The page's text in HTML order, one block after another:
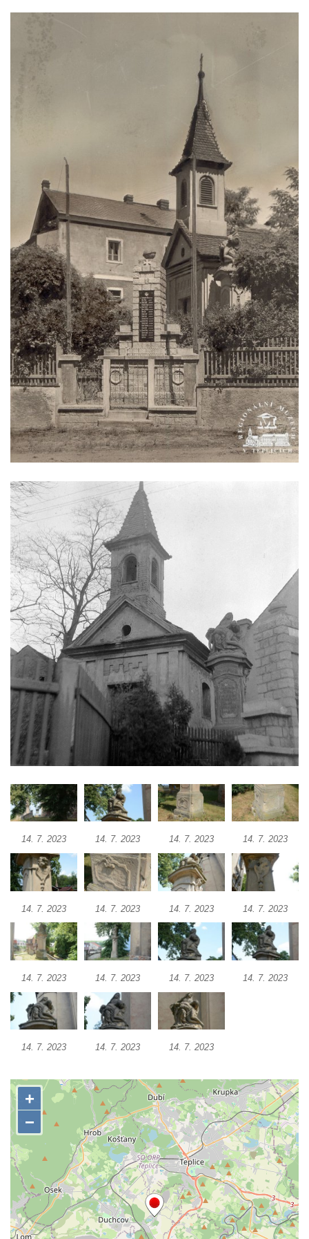
Památník Otokara Mokrého v parku Na
Sadech v Českých Budějovicích
Poslední dochovaný tramvajový sloup na
Pražské třídě v Českých Budějovicích
Socha Civilizovaní na Husově třídě v
Českých Budějovicích
Socha svatého Jana Nepomuckého Na
Sadech u Mlýnské stoky v Českých
Budějovicích
Sochy brouků u Mlýnské stoky v Českých
Budějovicích
Socha svatého Vincence Ferrerského na
nádvoří kláštera dominikánů v Českých
Budějovicích
Socha svatého Zachariáše na nádvoří
kláštera dominikánů v Českých
Socha svatého Josefa na nádvoří kláštera
dominikánů v Českých Budějovicích
Socha svaté Anny na nádvoří kláštera
dominikánů v Českých Budějovicích
Socha svatého Dominika na nádvoří
kláštera dominikánů v Českých
Budějovicích
Sousoší Kalvárie před klášterem
dominikánů u Piaristického náměstí v
Českých Budějovicích
Socha svatého Václava u pramene v
Semilech
Pamětní deska Tomáše Garrigue Masaryka
na radnici v Českých Budějovicích
Pamětní deska na biskupské rezidenci v
Pamětní deska Josefa Hloucha na
biskupské rezidenci v Českých
Budějovicích
Socha žáby u rybníčku na Náměstí v
Kamenném Újezdě
Kamenném Újezdě
Socha na náměstí J. V. Kamarýta ve
Velešíně
Pomník J. V. Kamarýta v Krumlovské ulici ve
Velešíně
vstupu do poutního místa Římov
Liberci
Pamětní deska Vojtěcha Kocmicha na
domě čp. 37 v ulici Betlém v Římově
Pomník na paměť zrušení roboty v Plavu
Socha vodníka v Plavu
Socha svatého Jana Nepomuckého v
Třebušíně
Pamětní deska Johanna Nepomuka
14. 7. 2023 14. 7. 2023 14. 7. 2023 14. 7. 2023
14. 7. 2023 14. 7. 2023 14. 7. 2023 14. 7. 2023
14. 7. 2023 14. 7. 2023 14. 7. 2023 14. 7. 2023
14. 7. 2023 14. 7. 2023 14. 7. 2023